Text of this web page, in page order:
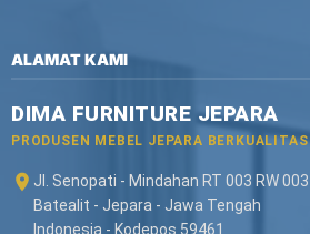
ALAMAT KAMI
DIMA FURNITURE JEPARA
PRODUSEN MEBEL JEPARA BERKUALITAS
Jl. Senopati - Mindahan RT 003 RW 003
Batealit - Jepara - Jawa Tengah
Indonesia - Kodepos 59461